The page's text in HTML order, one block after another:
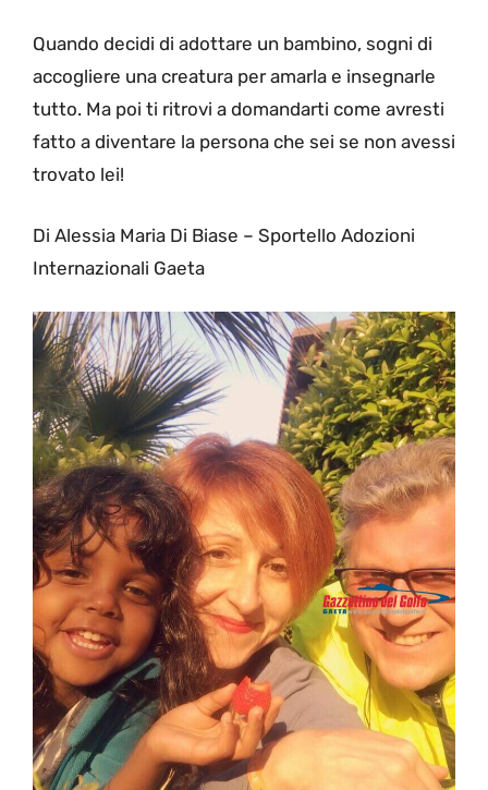
Quando decidi di adottare un bambino, sogni di
accogliere una creatura per amarla e insegnarle
tutto. Ma poi ti ritrovi a domandarti come avresti
fatto a diventare la persona che sei se non avessi
trovato lei!
Di Alessia Maria Di Biase – Sportello Adozioni
Internazionali Gaeta